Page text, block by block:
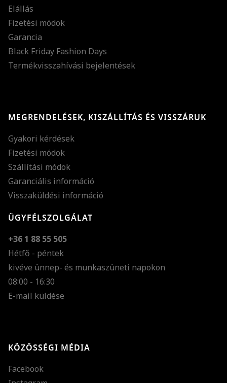
Elállás
Fizetési módok
Garancia
Black Friday Fashion Days
Termékvisszahívási bejelentések
MEGRENDELÉSEK, KISZÁLLÍTÁS ÉS VISSZÁRUK
Gyakori kérdések
Fizetési módok
Szállítási módok
Garanciális információ
Visszaküldési információ
ÜGYFÉLSZOLGÁLAT
+36 1 88 55 505
Hétfő - péntek
kivéve ünnep- és munkaszüneti napokon
08:00 - 16:30
E-mail küldése
KÖZÖSSÉGI MÉDIA
Facebook